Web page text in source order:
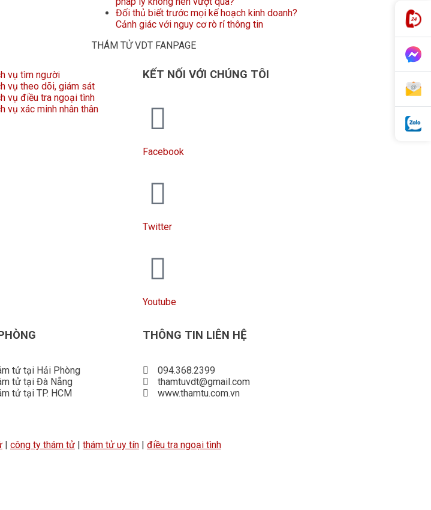
Đối thủ biết trước mọi kế hoạch kinh doanh?
Cảnh giác với nguy cơ rò rỉ thông tin
THÁM TỬ VDT FANPAGE
vụ tìm người
vụ theo dõi, giám sát
vụ điều tra ngoại tình
vụ xác minh nhân thân
KẾT NỐI VỚI CHÚNG TÔI
Facebook
Twitter
Youtube
tử tại Hải Phòng
tử tại Đà Nẵng
tử tại TP. HCM
THÔNG TIN LIÊN HỆ
094.368.2399
thamtuvdt@gmail.com
www.thamtu.com.vn
| công ty thám tử | thám tử uy tín | điều tra ngoại tình